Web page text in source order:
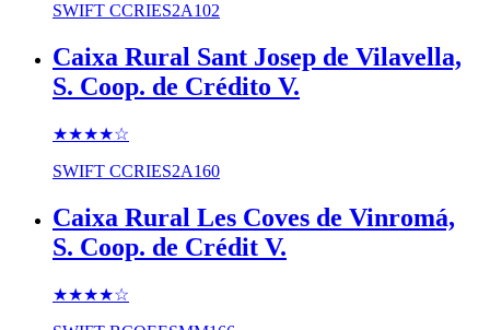
SWIFT CCRIES2A102
Caixa Rural Sant Josep de Vilavella,
S. Coop. de Crédito V.
★★★★☆
SWIFT CCRIES2A160
Caixa Rural Les Coves de Vinromá,
S. Coop. de Crédit V.
★★★★☆